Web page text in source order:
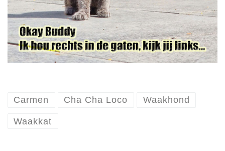
Carmen Cha Cha Loco Waakhond
Waakkat